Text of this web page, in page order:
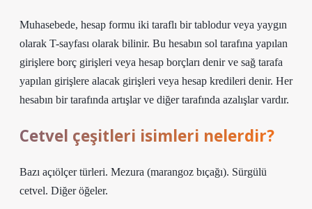
Muhasebede, hesap formu iki taraflı bir tablodur veya yaygın
olarak T-sayfası olarak bilinir. Bu hesabın sol tarafına yapılan
girişlere borç girişleri veya hesap borçları denir ve sağ tarafa
yapılan girişlere alacak girişleri veya hesap kredileri denir. Her
hesabın bir tarafında artışlar ve diğer tarafında azalışlar vardır.
Cetvel çeşitleri isimleri nelerdir?
Bazı açıölçer türleri. Mezura (marangoz bıçağı). Sürgülü
cetvel. Diğer öğeler.